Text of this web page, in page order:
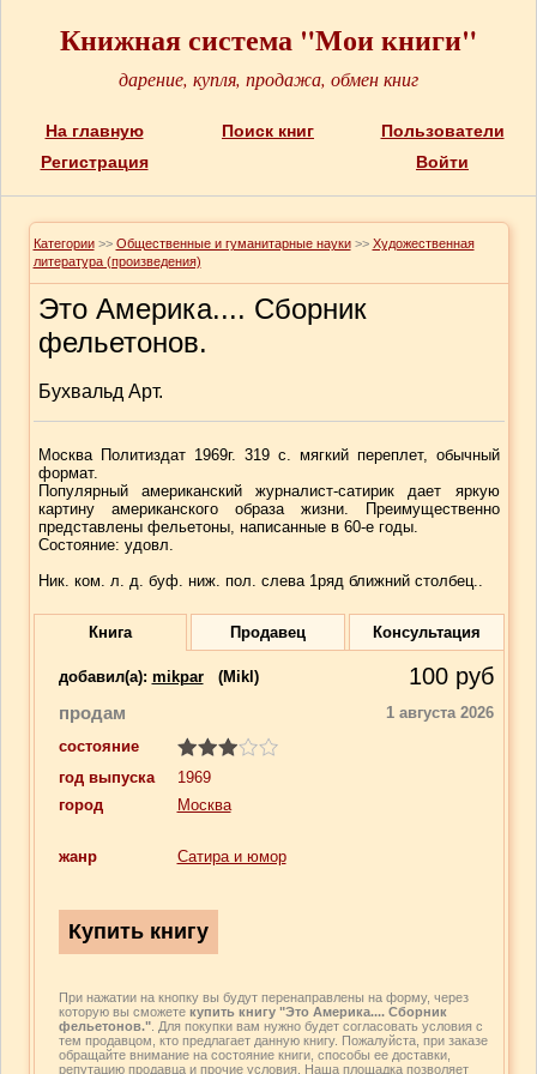
Книжная система "Мои книги"
дарение, купля, продажа, обмен книг
На главную Поиск книг
Пользователи
Регистрация
Войти
Категории >> Общественные и гуманитарные науки >> Художественная
литература (произведения)
Это Америка.... Сборник
фельетонов.
Бухвальд Арт.
Москва Политиздат 1969г. 319 с. мягкий переплет, обычный
формат.
Популярный американский журналист-сатирик дает яркую
картину американского образа жизни. Преимущественно
представлены фельетоны, написанные в 60-е годы.
Состояние: удовл.
Ник. ком. л. д. буф. ниж. пол. слева 1ряд ближний столбец..
Книга Продавец Консультация
добавил(a): mikpar (Mikl) 100 руб
продам
1 августа 2026
состояние
год выпуска
1969
город
Москва
жанр Сатира и юмор
При нажатии на кнопку вы будут перенаправлены на форму, через
которую вы сможете купить книгу "Это Америка.... Сборник
фельетонов.". Для покупки вам нужно будет согласовать условия с
тем продавцом, кто предлагает данную книгу. Пожалуйста, при заказе
обращайте внимание на состояние книги, способы ее доставки,
репутацию продавца и прочие условия. Наша площадка позволяет